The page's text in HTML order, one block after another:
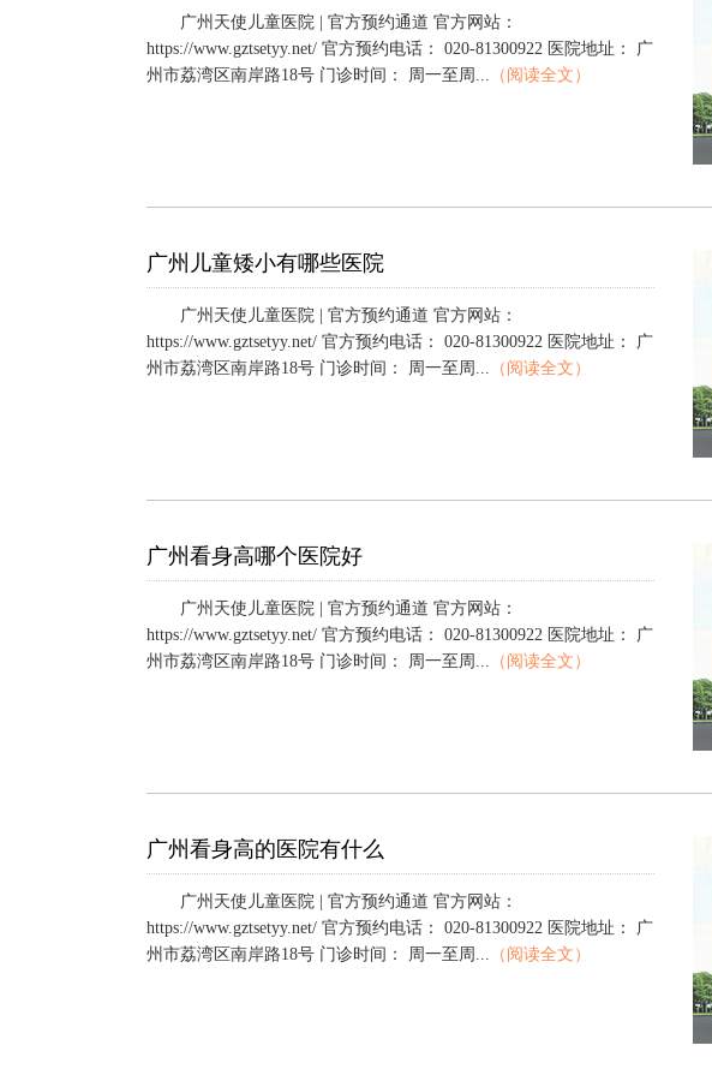
广州天使儿童医院 | 官方预约通道 官方网站：
https://www.gztsetyy.net/ 官方预约电话： 020-81300922 医院地址： 广
州市荔湾区南岸路18号 门诊时间： 周一至周... （阅读全文）
广州儿童矮小有哪些医院
广州天使儿童医院 | 官方预约通道 官方网站：
https://www.gztsetyy.net/ 官方预约电话： 020-81300922 医院地址： 广
州市荔湾区南岸路18号 门诊时间： 周一至周... （阅读全文）
广州看身高哪个医院好
广州天使儿童医院 | 官方预约通道 官方网站：
https://www.gztsetyy.net/ 官方预约电话： 020-81300922 医院地址： 广
州市荔湾区南岸路18号 门诊时间： 周一至周... （阅读全文）
广州看身高的医院有什么
广州天使儿童医院 | 官方预约通道 官方网站：
https://www.gztsetyy.net/ 官方预约电话： 020-81300922 医院地址： 广
州市荔湾区南岸路18号 门诊时间： 周一至周... （阅读全文）